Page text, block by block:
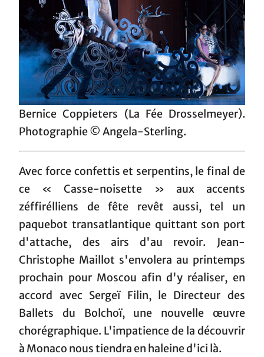
Bernice Coppieters (La Fée Drosselmeyer).
Photographie © Angela-Sterling.
Avec force confettis et serpentins, le final de
ce « Casse-noisette » aux accents
zéffirélliens de fête revêt aussi, tel un
paquebot transatlantique quittant son port
d'attache, des airs d'au revoir. Jean-
Christophe Maillot s'envolera au printemps
prochain pour Moscou afin d'y réaliser, en
accord avec Sergeï Filin, le Directeur des
Ballets du Bolchoï, une nouvelle œuvre
chorégraphique. L'impatience de la découvrir
à Monaco nous tiendra en haleine d'ici là.